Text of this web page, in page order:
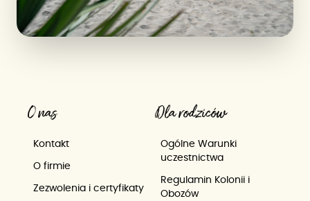
O nas
Kontakt
O firmie
Zezwolenia i certyfikaty
Dla rodziców
Ogólne Warunki
uczestnictwa
Regulamin Kolonii i
Obozów